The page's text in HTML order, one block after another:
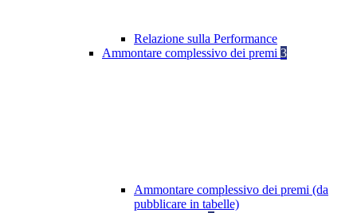
Relazione sulla Performance
Ammontare complessivo dei premi 3
Ammontare complessivo dei premi (da
pubblicare in tabelle)